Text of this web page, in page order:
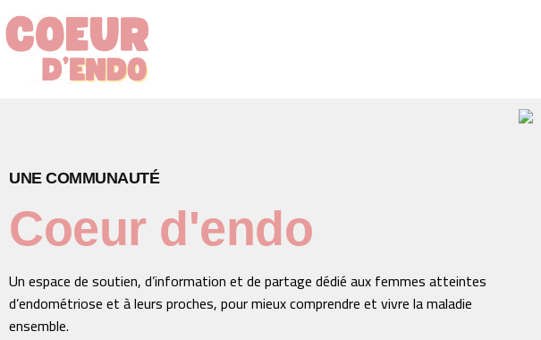
UNE COMMUNAUTÉ
Coeur d'endo
Un espace de soutien, d’information et de partage dédié aux femmes atteintes
d’endométriose et à leurs proches, pour mieux comprendre et vivre la maladie
ensemble.